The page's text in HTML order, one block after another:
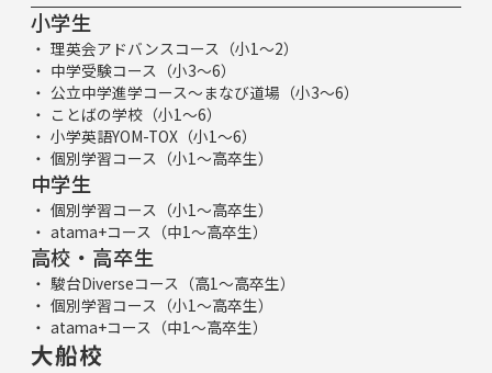
小学生
理英会アドバンスコース（小1～2）
中学受験コース（小3～6）
公立中学進学コース～まなび道場（小3～6）
ことばの学校（小1～6）
小学英語YOM-TOX（小1～6）
個別学習コース（小1～高卒生）
中学生
個別学習コース（小1～高卒生）
atama+コース（中1～高卒生）
高校・高卒生
駿台Diverseコース（高1～高卒生）
個別学習コース（小1～高卒生）
atama+コース（中1～高卒生）
大船校